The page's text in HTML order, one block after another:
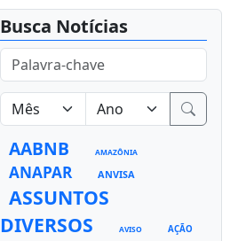
Busca Notícias
AABNB AMAZÔNIA
ANAPAR ANVISA
ASSUNTOS
DIVERSOS
AVISO
AÇÃO